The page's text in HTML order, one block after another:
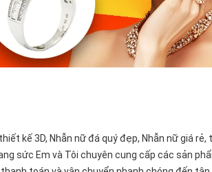
kế 3D, Nhẫn nữ đá quýđẹp, Nhẫn nữ giá rẻ,
sức Em và Tôi chuyên cung cấp các sản